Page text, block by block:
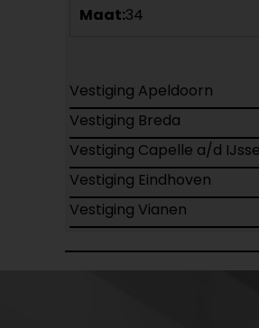
Maat:34
Vestiging Apeldoorn
Vestiging Breda
Vestiging Capelle a/d
Vestiging Eindhoven
Vestiging Vianen